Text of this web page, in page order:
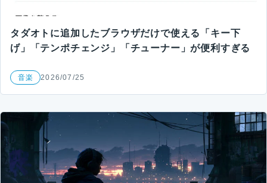
タダオトに追加したブラウザだけで使える「キー下
げ」「テンポチェンジ」「チューナー」が便利すぎる
音楽 2026/07/25